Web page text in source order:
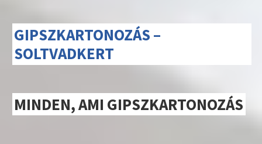
GIPSZKARTONOZÁS –
SOLTVADKERT
MINDEN, AMI GIPSZKARTONOZÁS